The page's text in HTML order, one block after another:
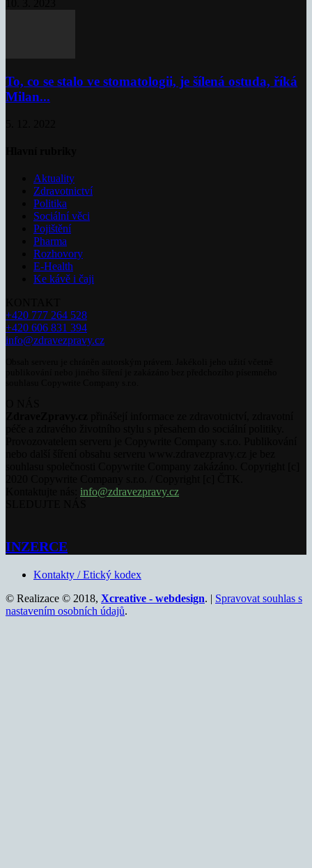
To, co se stalo ve stomatologii, je šílená ostuda, říká
Milan...
Aktuality
Zdravotnictví
Politika
Sociální věci
Pojištění
Pharma
Rozhovory
E-Health
Ke kávě i čaji
+420 777 264 528
+420 606 831 394
info@zdravezpravy.cz
info@zdravezpravy.cz
INZERCE
Kontakty / Etický kodex
© Realizace © 2018, Xcreative - webdesign. | Spravovat souhlas s
nastavením osobních údajů.